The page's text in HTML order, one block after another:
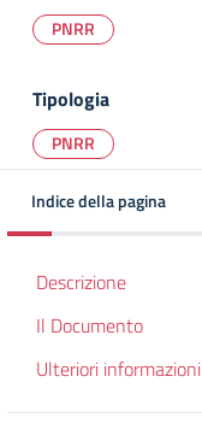
PNRR
Tipologia
PNRR
Indice della pagina
Descrizione
Il Documento
Ulteriori informazioni